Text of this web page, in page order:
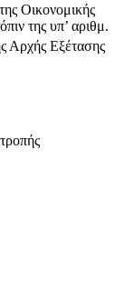
Οικονομικής
της υπ’ αριθμ.
Αρχής Εξέτασης